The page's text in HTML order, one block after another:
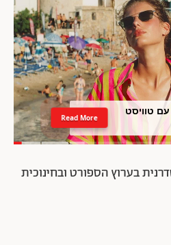
פסים עם טוויסט
Read More
ושדרנית בערוץ הספורט ובחינוכית